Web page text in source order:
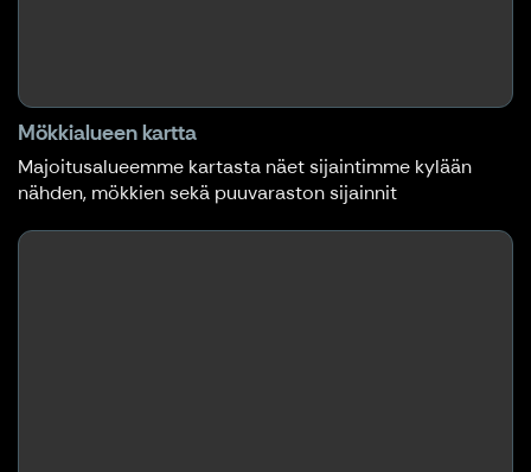
Mökkialueen kartta
Majoitusalueemme kartasta näet sijaintimme kylään
nähden, mökkien sekä puuvaraston sijainnit